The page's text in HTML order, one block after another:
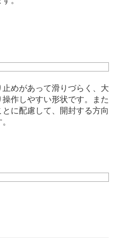
めがあって滑りづらく、大
作しやすい形状です。また
に配慮して、開封する方向